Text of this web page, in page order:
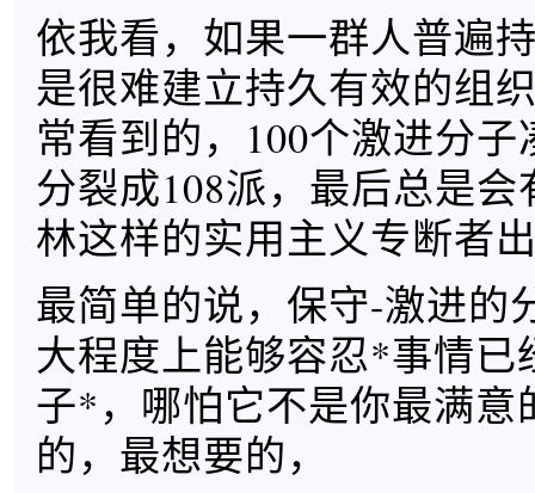
依我看，如果一群人普遍
是很难建立持久有效的组
常看到的，100个激进分
分裂成108派，最后总是
林这样的实用主义专断者
最简单的说，保守-激进的
大程度上能够容忍*事情已
子*，哪怕它不是你最满意
的，最想要的，